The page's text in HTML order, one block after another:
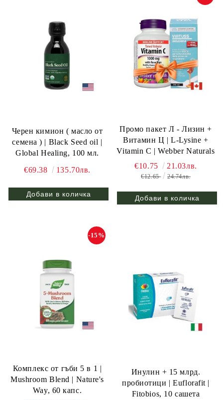
Черен кимион ( масло от
семена ) | Black Seed oil |
Global Healing, 100 мл.
€69.38
135.70лв.
Промо пакет Л - Лизин +
Витамин Ц | L-Lysine +
Vitamin C | Webber Naturals
€10.75
21.03лв.
€12.65 24.74лв.
Комплекс от гъби 5 в 1 |
Mushroom Blend | Nature's
Way, 60 капс.
-15%
Инулин + 15 млрд.
пробиотици | Euflorafit |
Fitobios, 10 сашета